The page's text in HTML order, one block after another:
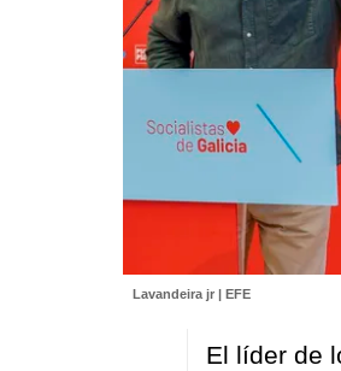
Lavandeira jr | EFE
El líder de